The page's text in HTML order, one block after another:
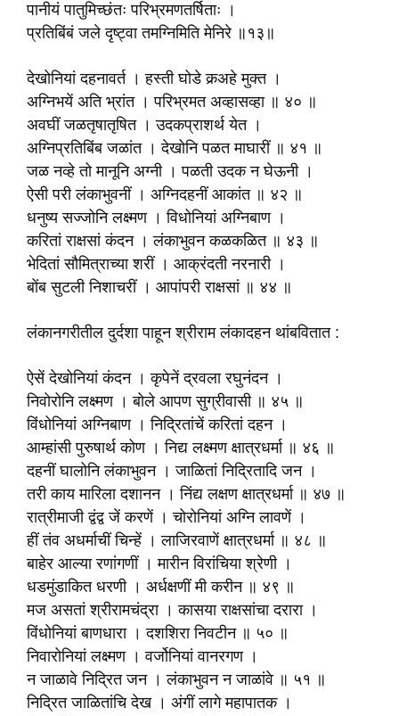
पानीयं पातुमिच्छंतः परिभ्रमणतर्षिताः ।
प्रतिबिंबं जले दृष्ट्वा तमग्निमिति मेनिरे ॥१३॥
देखोनियां दहनावर्त । हस्ती घोडे कर्‍अहे मुक्त ।
अग्निभयें अति भ्रांत । परिभ्रमत अव्हासव्हा ॥ ४० ॥
अवघीं जळतृषातृषित । उदकप्राशर्थ येत ।
अग्निप्रतिबिंब जळांत । देखोनि पळत माघारीं ॥ ४१ ॥
जळ नव्हे तो मानूनि अग्नी । पळती उदक न घेऊनी ।
ऐसी परी लंकाभुवनीं । अग्निदहनीं आकांत ॥ ४२ ॥
धनुष्य सज्जोनि लक्ष्मण । विधोनियां अग्निबाण ।
करितां राक्षसां कंदन । लंकाभुवन कळकळित ॥ ४३ ॥
भेदितां सौ‍मित्राच्या शरीं । आक्रंदती नरनारी ।
बोंब सुटली निशाचरीं । आपांपरी राक्षसां ॥ ४४ ॥
लंकानगरीतील दुर्दशा पाहून श्रीराम लंकादहन थांबवितात :
ऐसें देखोनियां कंदन । कृपेनें द्रवला रघुनंदन ।
निवोरोनि लक्ष्मण । बोले आपण सुग्रीवासी ॥ ४५ ॥
विंधोनियां अग्निबाण । निद्रितांचें करितां दहन ।
आम्हांसी पुरुषार्थ कोण । निद्य लक्ष्मण क्षात्रधर्मा ॥ ४६ ॥
दहनीं घालोनि लंकाभुवन । जाळितां निद्रितादि जन ।
तरी काय मारिला दशानन । निंद्य लक्षण क्षात्रधर्मा ॥ ४७ ॥
रात्रीमाजी द्वंद्व जें करणें । चोरोनियां अग्नि लावणें ।
हीं तंव अधर्माचीं चिन्हें । लाजिरवाणें क्षात्रधर्मा ॥ ४८ ॥
बाहेर आल्या रणांगणीं । मारीन विरांचिया श्रेणी ।
धडमुंडाकित धरणी । अर्धक्षणीं मी करीन ॥ ४९ ॥
मज असतां श्रीरामचंद्रा । कासया राक्षसांचा दरारा ।
विंधोनियां बाणधारा । दशशिरा निवटीन ॥ ५० ॥
निवारोनियां लक्ष्मण । वर्जोनियां वानरगण ।
न जाळावे निद्रित जन । लंकाभुवन न जाळांवे ॥ ५१ ॥
निद्रित जाळितांचि देख । अंगीं लागे महापातक ।